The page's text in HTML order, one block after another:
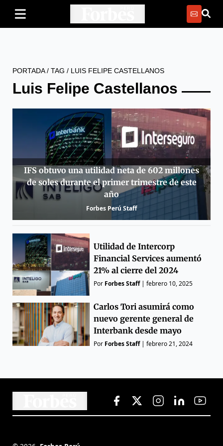
PORTADA/ TAG / LUIS FELIPE CASTELLANOS
Luis Felipe Castellanos
IFS obtuvo una utilidad neta de 602 millones
de soles durante el primer trimestre de este
año
Forbes Perú Staff
Utilidad de Intercorp
Financial Services aumentó
21% al cierre del 2024
Por Forbes Staff|febrero 10, 2025
Carlos Tori asumirá como
nuevo gerente general de
Interbank desde mayo
Por Forbes Staff|febrero 21, 2024